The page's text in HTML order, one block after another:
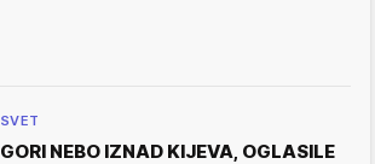
SVET
GORI NEBO IZNAD KIJEVA, OGLASILE